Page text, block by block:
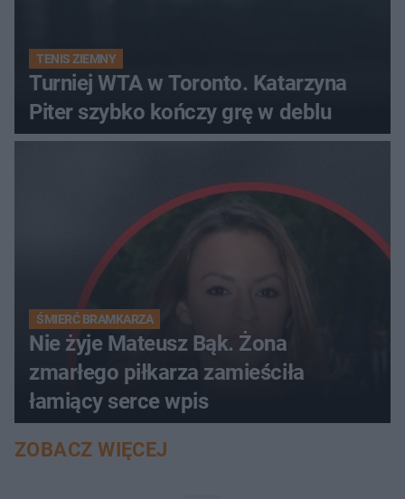
TENIS ZIEMNY
Turniej WTA w Toronto. Katarzyna
Piter szybko kończy grę w deblu
ŚMIERĆ BRAMKARZA
Nie żyje Mateusz Bąk. Żona
zmarłego piłkarza zamieściła
łamiący serce wpis
ZOBACZ WIĘCEJ